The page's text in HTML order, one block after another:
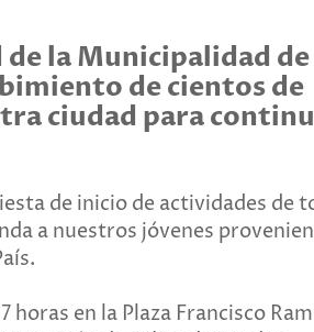
de la Municipalidad de
de cientos de
ciudad para
de inicio de actividades de
a nuestros jóvenes
horas en la Plaza Francisco